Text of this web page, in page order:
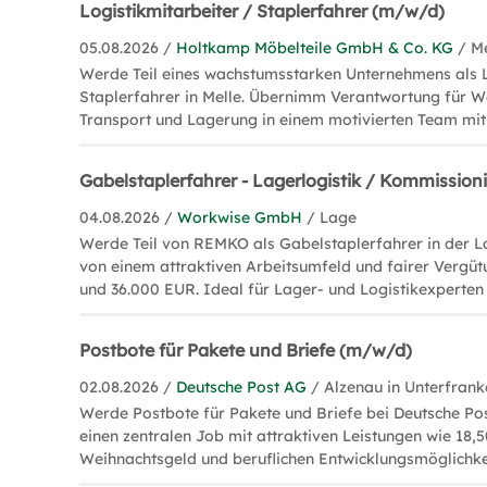
Logistikmitarbeiter / Staplerfahrer (m/w/d)
05.08.2026 / Holtkamp Möbelteile GmbH & Co. KG /
Werde Teil eines wachstumsstarken Unternehmens
Staplerfahrer in Melle. Übernimm Verantwortung für
Transport und Lagerung in einem motivierten Team
Gabelstaplerfahrer - Lagerlogistik /
04.08.2026 /Workwise GmbH / Lage
Werde Teil von REMKO als Gabelstaplerfahrer in der
von einem attraktiven Arbeitsumfeld und fairer
und 36.000 EUR. Ideal für Lager- und
Postbote für Pakete und Briefe (m/w/d)
02.08.2026 / Deutsche Post AG / Alzenau in
Werde Postbote für Pakete und Briefe bei Deutsche
einen zentralen Job mit attraktiven Leistungen wie
Weihnachtsgeld und beruflichen